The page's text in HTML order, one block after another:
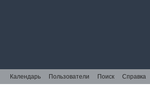
Календарь Пользователи Поиск Справка